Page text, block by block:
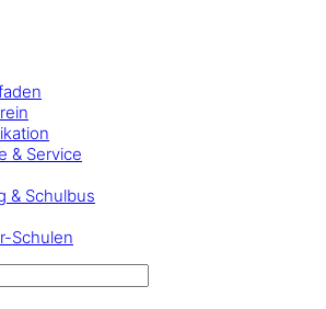
& Service
& Schulbus
Schulen